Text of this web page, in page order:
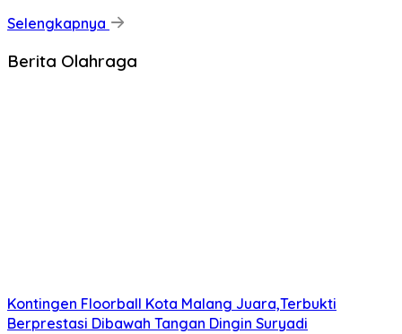
Selengkapnya
Berita Olahraga
Kontingen Floorball Kota Malang Juara,Terbukti
Berprestasi Dibawah Tangan Dingin Suryadi